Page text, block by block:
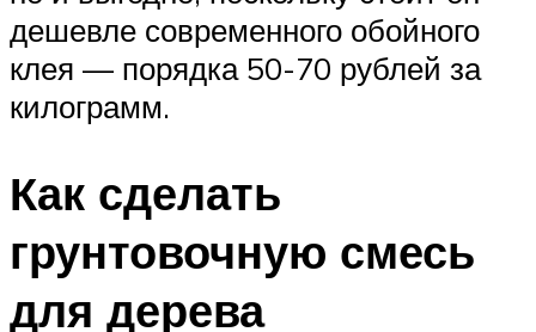
дешевле современного обойного
клея — порядка 50-70 рублей за
килограмм.
Как сделать
грунтовочную смесь
для дерева